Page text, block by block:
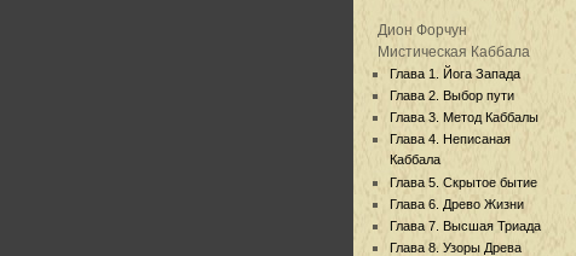
Дион Форчун
Мистическая Каббала
Глава 1. Йога Запада
Глава 2. Выбор пути
Глава 3. Метод Каббалы
Глава 4. Неписаная
Каббала
Глава 5. Скрытое бытие
Глава 6. Древо Жизни
Глава 7. Высшая Триада
Глава 8. Узоры Древа